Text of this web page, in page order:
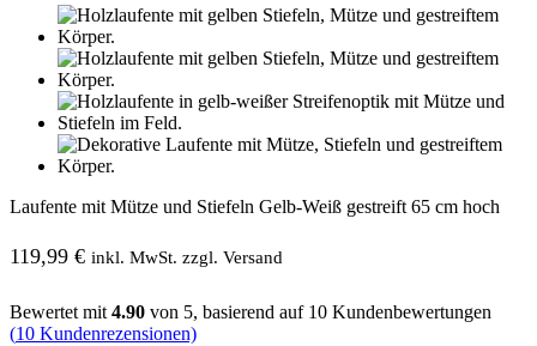
Laufente mit Mütze und Stiefeln Gelb-Weiß gestreift 65 cm hoch
119,99 € inkl. MwSt. zzgl. Versand
Bewertet mit 4.90 von 5, basierend auf 10 Kundenbewertungen
(10 Kundenrezensionen)